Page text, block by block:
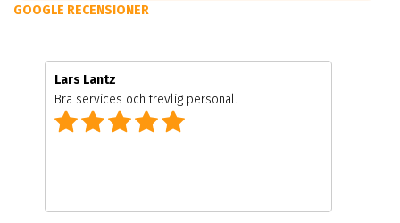
GOOGLE RECENSIONER
Lars Lantz
Bra services och trevlig personal.